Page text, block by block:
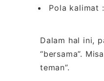
Pola kalimat
Dalam hal ini,
“bersama”.
teman”.